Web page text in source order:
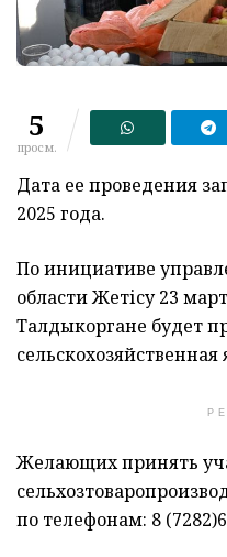
5
просм.
Дата ее проведения
2025 года.
По инициативе
области Жетісу 23
Талдыкоргане будет
сельскохозяйственная
Желающих принять
по телефонам: 8